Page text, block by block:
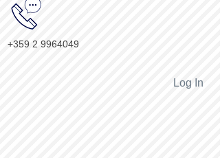
+359 2 9964049
Log In